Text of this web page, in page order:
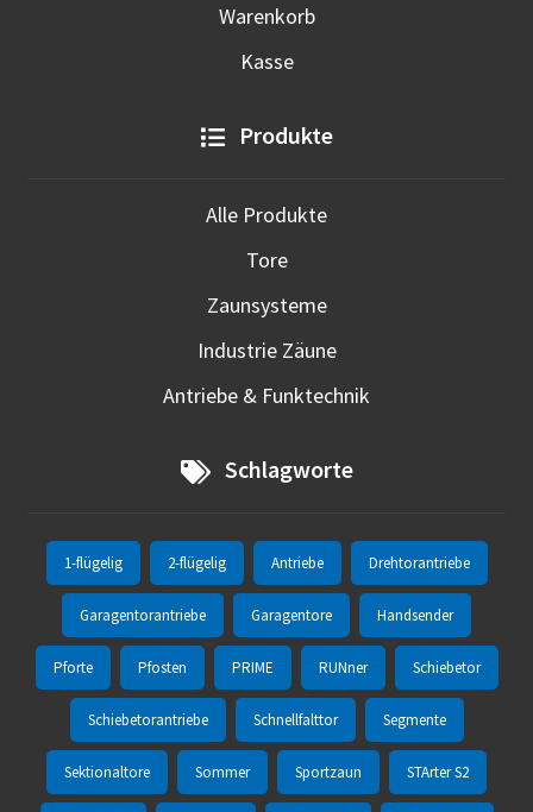
Warenkorb
Kasse
Produkte
Alle Produkte
Tore
Zaunsysteme
Industrie Zäune
Antriebe & Funktechnik
Schlagworte
1-flügelig 2-flügelig Antriebe Drehtorantriebe
Garagentorantriebe Garagentore Handsender
Pforte Pfosten PRIME RUNner Schiebetor
Schiebetorantriebe Schnellfalttor Segmente
Sektionaltore Sommer Sportzaun STArter S2